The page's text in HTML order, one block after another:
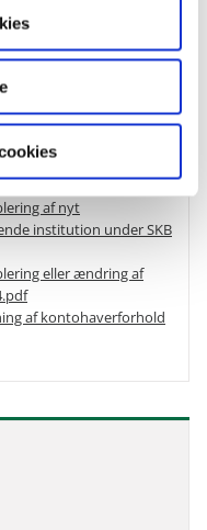
af
af nyt
under SKB juli
af nyt
institution under SKB
eller ændring af
af kontohaverforhold